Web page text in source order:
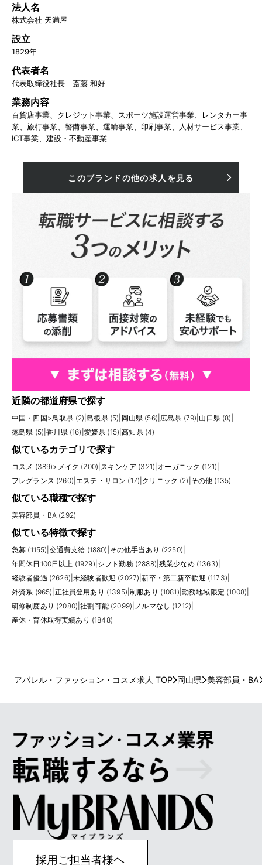
法人名
株式会社 天満屋
設立
1829年
代表者名
代表取締役社長 斎藤 和好
業務内容
百貨店事業、クレジット事業、スポーツ施設運営事業、レンタカー事
業、旅行事業、警備事業、運輸事業、印刷事業、人材サービス事業、
ICT事業、建設・不動産事業
このブランドの他の求人を見る
近隣の都道府県で探す
中国・四国>鳥取県 (2) |島根県 (5) 岡山県 (56) 広島県 (79) 山口県 (8)
徳島県 (5) |香川県 (16) 愛媛県 (15) |高知県 (4)
似ているカテゴリで探す
コスメ (389)> メイク (200) スキンケア (321) オーガニック (121)
フレグランス (260) エステ・サロン (17) クリニック (2) その他 (135)
似ている職種で探す
美容部員・BA (292)
似ている特徴で探す
急募 (1155) 交通費支給 (1880) その他手当あり (2250)
年間休日100日以上 (1929) シフト勤務 (2888) 残業少なめ (1363)
経験者優遇 (2626) |未経験者歓迎 (2027) |新卒・第二新卒歓迎 (1173)
外資系 (965) 正社員登用あり (1395) |制服あり (1081) 勤務地域限定 (1008)
研修制度あり (2080) |社割可能 (2099) ノルマなし (1212)
産休・育休取得実績あり (1848)
アパレル・ファッション・コスメ求人 TOP 岡山県 美容部員・BA
採用ご担当者様ヘ